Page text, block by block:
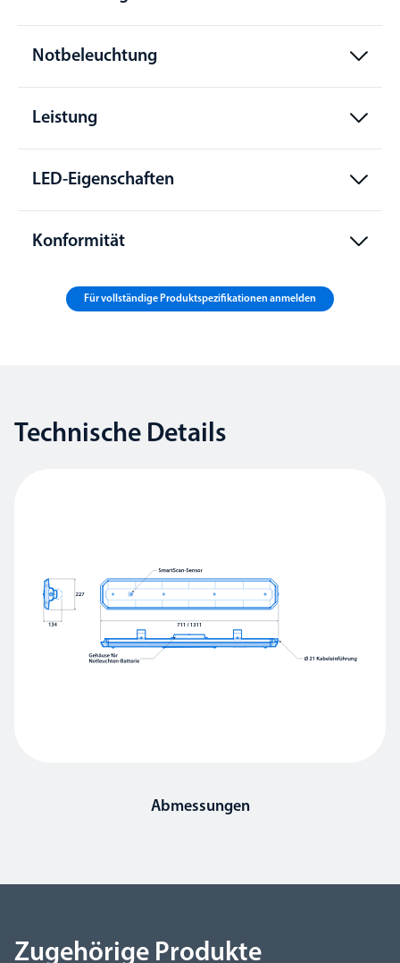
Notbeleuchtung
Leistung
LED-Eigenschaften
Konformität
Für vollständige Produktspezifikationen anmelden
Technische Details
Abmessungen
Zugehörige Produkte